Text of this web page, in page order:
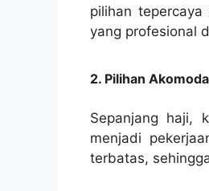
pilihan
yang profesional
2. Pilihan
Sepanjang haji,
menjadi
terbatas,